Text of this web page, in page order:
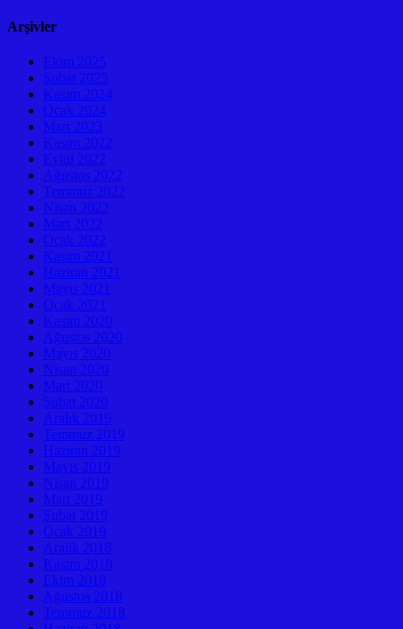
Arşivler
Ekim 2025
Şubat 2025
Kasım 2024
Ocak 2024
Mart 2023
Kasım 2022
Eylül 2022
Ağustos 2022
Temmuz 2022
Nisan 2022
Mart 2022
Ocak 2022
Kasım 2021
Haziran 2021
Mayıs 2021
Ocak 2021
Kasım 2020
Ağustos 2020
Mayıs 2020
Nisan 2020
Mart 2020
Şubat 2020
Aralık 2019
Temmuz 2019
Haziran 2019
Mayıs 2019
Nisan 2019
Mart 2019
Şubat 2019
Ocak 2019
Aralık 2018
Kasım 2018
Ekim 2018
Ağustos 2018
Temmuz 2018